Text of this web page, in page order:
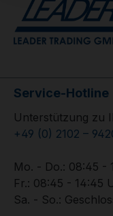
Service-Hotline
Unterstützung zu
+49 (0) 2102 –
Mo. - Do.: 08:45 -
Fr.: 08:45 - 14:45
Sa. - So.: